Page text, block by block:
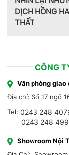
Trang trí nội
CÔNG
Văn phòng
Địa chỉ: Số 17 ngõ
Tel: 0243 248
0243 248
Showroom Nội